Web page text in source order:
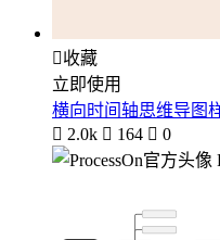
收藏
立即使用
横向时间轴思维导图
 2.0k  164  0